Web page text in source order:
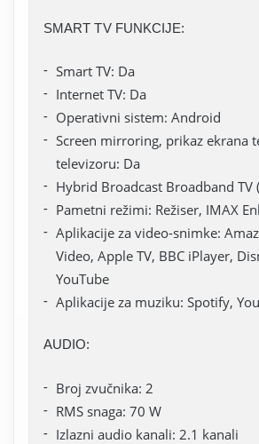
SMART TV FUNKCIJE:
Smart TV: Da
Internet TV: Da
Operativni sistem: Android
Screen mirroring, prikaz ekrana
televizoru: Da
Hybrid Broadcast Broadband TV
Pametni režimi: Režiser, IMAX
Aplikacije za video-snimke:
Video, Apple TV, BBC iPlayer,
YouTube
Aplikacije za muziku: Spotify,
AUDIO:
Broj zvučnika: 2
RMS snaga: 70 W
Izlazni audio kanali: 2.1 kanali